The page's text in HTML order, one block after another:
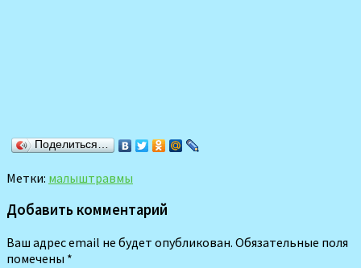
Поделиться…
Метки: малыштравмы
Добавить комментарий
Ваш адрес email не будет опубликован. Обязательные поля
помечены *